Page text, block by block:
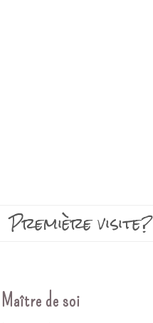
Première visite?
Maître de soi